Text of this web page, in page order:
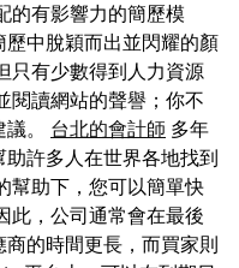
的有影響力的簡歷模
中脫穎而出並閃耀的顏
只有少數得到人力資源
閱讀網站的聲譽；你不
。 台北的會計師 多年
許多人在世界各地找到
幫助下，您可以簡單快
此，公司通常會在最後
的時間更長，而買家則